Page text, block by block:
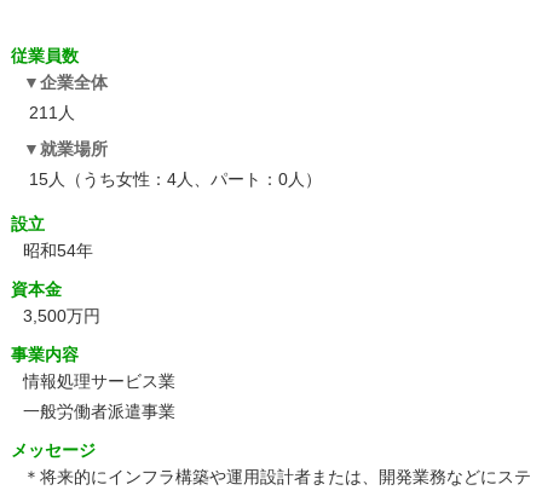
従業員数
企業全体
211人
就業場所
15人（うち女性：4人、パート：0人）
設立
昭和54年
資本金
3,500万円
事業内容
情報処理サービス業
一般労働者派遣事業
メッセージ
＊将来的にインフラ構築や運用設計者または、開発業務などにステ